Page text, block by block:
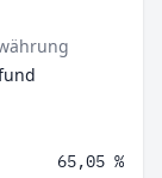
65,05 %